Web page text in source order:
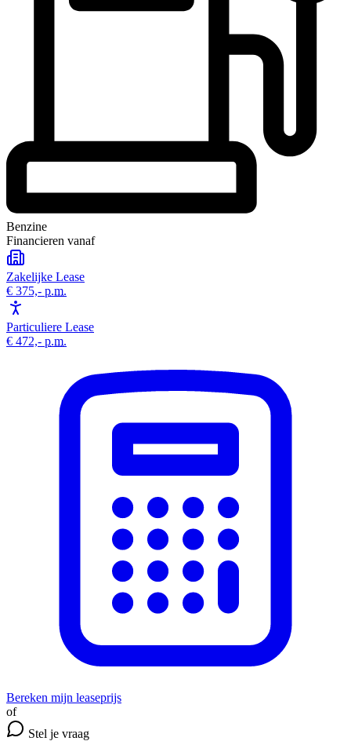
Benzine
Financieren vanaf
Zakelijke Lease
€ 375,- p.m.
Particuliere Lease
€ 472,- p.m.
Bereken mijn leaseprijs
of
Stel je vraag